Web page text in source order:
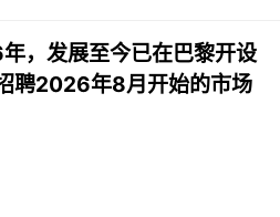
，发展至今已在巴黎开设
聘2026年8月开始的市场